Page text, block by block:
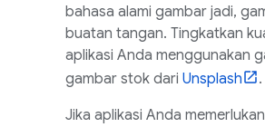
bahasa alami gambar jadi,
buatan tangan. Tingkatkan
aplikasi Anda menggunakan
gambar stok dari Unsplash
.
Jika aplikasi Anda